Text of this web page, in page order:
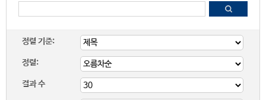
정렬 기준:
정렬:
결과 수